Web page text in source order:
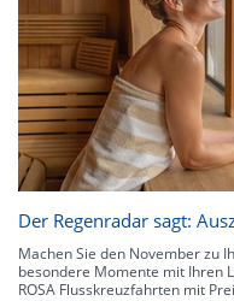
Der Regenradar sagt:
Machen Sie den November zu
besondere Momente mit Ihren
ROSA Flusskreuzfahrten mit